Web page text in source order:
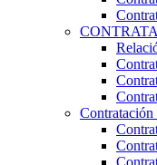
Contratación